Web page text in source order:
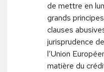
de mettre en
grands
clauses
jurisprudence
l’Union
matière du